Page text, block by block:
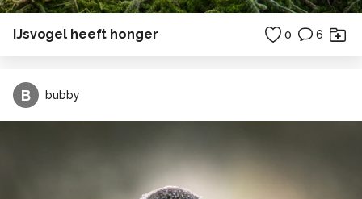
IJsvogel heeft honger 0 6
B bubby